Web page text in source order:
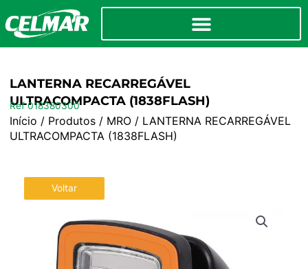
LANTERNA RECARREGÁVEL
ULTRACOMPACTA (1838FLASH)
Ref 018380300
Início / Produtos/ MRO/ LANTERNA RECARREGÁVEL
ULTRACOMPACTA (1838FLASH)
Voltar